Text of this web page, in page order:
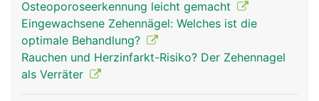
Osteoporoseerkennung leicht gemacht
Eingewachsene Zehennägel: Welches ist die
optimale Behandlung?
Rauchen und Herzinfarkt-Risiko? Der Zehennagel
als Verräter